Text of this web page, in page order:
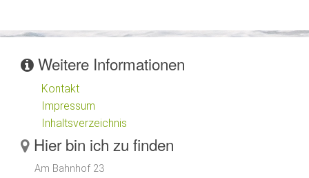
Weitere Informationen
Kontakt
Impressum
Inhaltsverzeichnis
Hier bin ich zu finden
Am Bahnhof 23